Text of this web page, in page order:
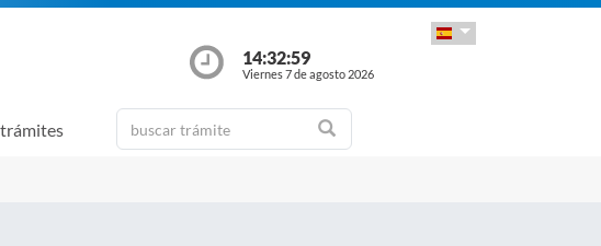
14:32:59
Viernes 7 de agosto 2026